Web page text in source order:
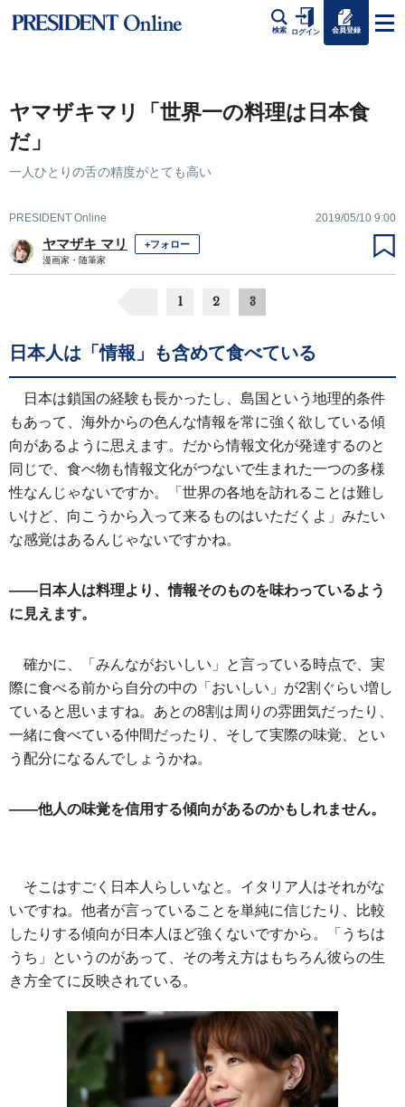
検索 ログイン 会員登録
ヤマザキマリ「世界一の料理は日本食
だ」
一人ひとりの舌の精度がとても高い
PRESIDENT Online 2019/05/10 9:00
ヤマザキ マリ +フォロー
漫画家・随筆家
1 2 3
日本人は「情報」も含めて食べている
日本は鎖国の経験も長かったし、島国という地理的条件
もあって、海外からの色んな情報を常に強く欲している傾
向があるように思えます。だから情報文化が発達するのと
同じで、食べ物も情報文化がつないで生まれた一つの多様
性なんじゃないですか。「世界の各地を訪れることは難し
いけど、向こうから入って来るものはいただくよ」みたい
な感覚はあるんじゃないですかね。
――日本人は料理より、情報そのものを味わっているよう
に見えます。
確かに、「みんながおいしい」と言っている時点で、実
際に食べる前から自分の中の「おいしい」が2割ぐらい増し
ていると思いますね。あとの8割は周りの雰囲気だったり、
一緒に食べている仲間だったり、そして実際の味覚、とい
う配分になるんでしょうかね。
――他人の味覚を信用する傾向があるのかもしれません。
そこはすごく日本人らしいなと。イタリア人はそれがな
いですね。他者が言っていることを単純に信じたり、比較
したりする傾向が日本人ほど強くないですから。「うちは
うち」というのがあって、その考え方はもちろん彼らの生
き方全てに反映されている。